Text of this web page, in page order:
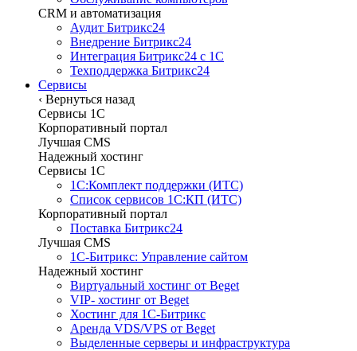
CRM и автоматизация
Аудит Битрикс24
Внедрение Битрикс24
Интеграция Битрикс24 с 1С
Техподдержка Битрикс24
Сервисы
‹ Вернуться назад
Сервисы 1C
Корпоративный портал
Лучшая CMS
Надежный хостинг
Сервисы 1C
1С:Комплект поддержки (ИТС)
Список сервисов 1С:КП (ИТС)
Корпоративный портал
Поставка Битрикс24
Лучшая CMS
1С-Битрикс: Управление сайтом
Надежный хостинг
Виртуальный хостинг от Beget
VIP- хостинг от Beget
Хостинг для 1С-Битрикс
Аренда VDS/VPS от Beget
Выделенные серверы и инфраструктура